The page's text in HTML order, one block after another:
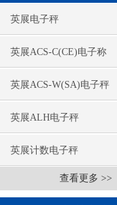
英展电子秤
英展ACS-C(CE)电子称
英展ACS-W(SA)电子秤
英展ALH电子秤
英展计数电子秤
查看更多 >>